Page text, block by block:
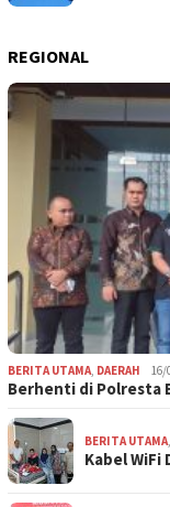
REGIONAL
BERITA UTAMA, DAERAH 16/
Berhenti di Polresta
BERITA UTAMA,
Kabel